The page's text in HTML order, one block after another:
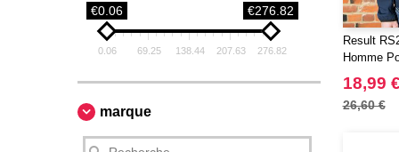
€0.06 €276.82
0.06 69.25 138.44 207.63 276.82
marque
Result
Homme
18,99 €
26,60 €